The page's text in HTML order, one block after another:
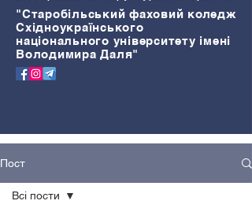
"Старобільський фаховий коледж
Східноукраїнського
національного університету імені
Володимира Даля"
Пост
Всі пости